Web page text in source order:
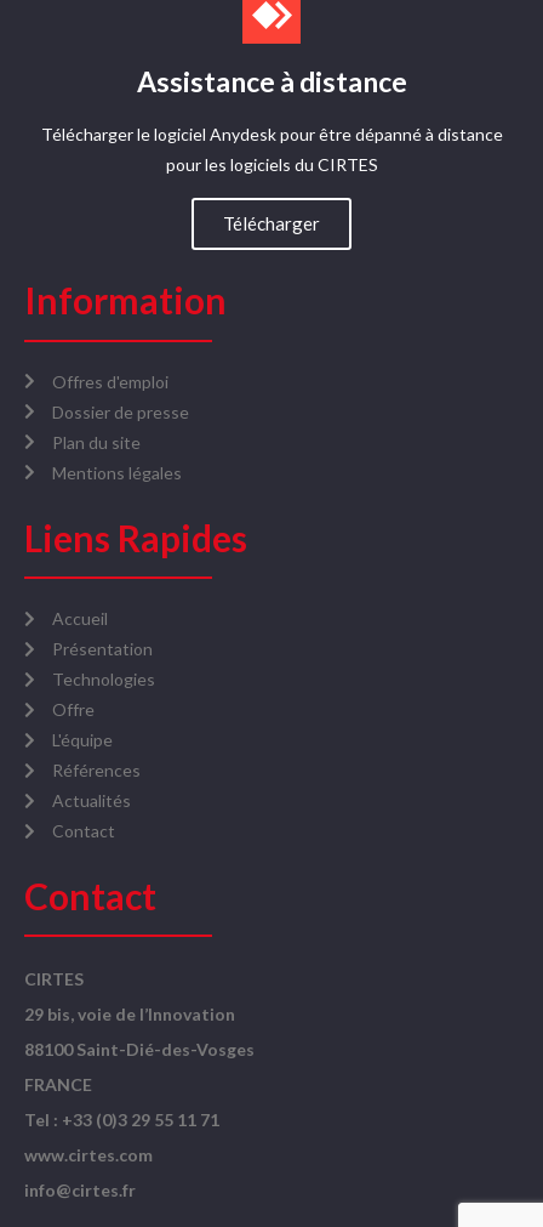
Assistance à distance
Télécharger le logiciel Anydesk pour être dépanné à distance
pour les logiciels du CIRTES​
Télécharger
Information
Offres d'emploi
Dossier de presse
Plan du site
Mentions légales
Liens Rapides
Accueil
Présentation
Technologies
Offre
L'équipe
Références
Actualités
Contact
Contact
CIRTES
29 bis, voie de l’Innovation
88100 Saint-Dié-des-Vosges
FRANCE
Tel : +33 (0)3 29 55 11 71
www.cirtes.com
info@cirtes.fr